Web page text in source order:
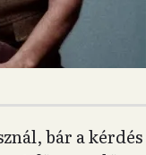
bár a kérdés